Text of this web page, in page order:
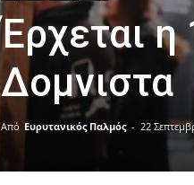
Έρχεται η
Δομνιστα
Από Ευρυτανικός Παλμός - 22